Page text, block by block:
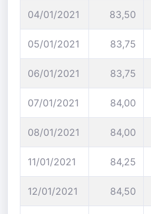
04/01/2021 83,50
05/01/2021 83,75
06/01/2021 83,75
07/01/2021 84,00
08/01/2021 84,00
11/01/2021 84,25
12/01/2021 84,50